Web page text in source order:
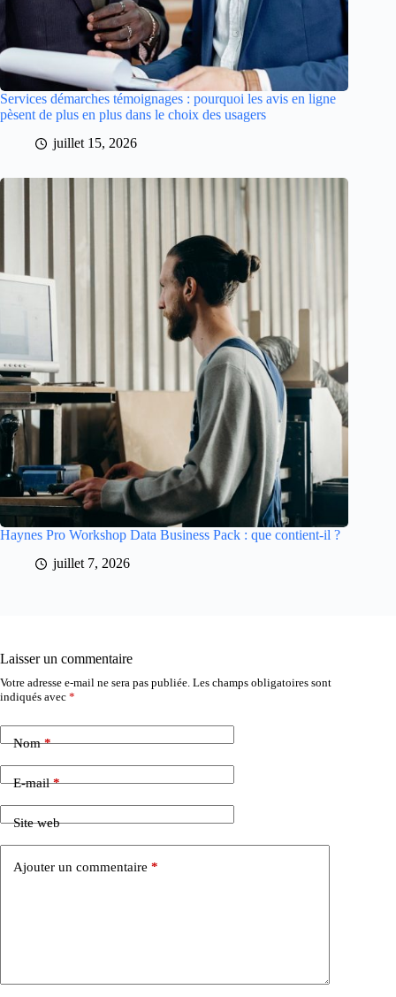
Services démarches témoignages : pourquoi les avis en ligne
pèsent de plus en plus dans le choix des usagers
juillet 15, 2026
Haynes Pro Workshop Data Business Pack : que contient-il ?
juillet 7, 2026
Laisser un commentaire
Votre adresse e-mail ne sera pas publiée. Les champs obligatoires sont
indiqués avec *
Nom*
E-mail*
Site web
Ajouter un commentaire *